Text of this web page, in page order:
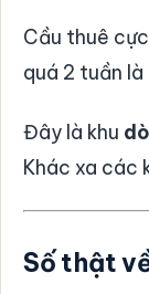
Cầu thuê
quá 2 tuần
Đây là khu
Khác xa các
Số thật